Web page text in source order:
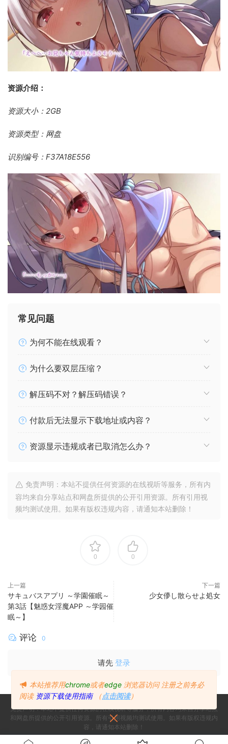
资源介绍：
资源大小：2GB
资源类型：网盘
识别编号：F37A18E556
常见问题
为何不能在线观看？
为什么要双层压缩？
解压码不对？解压码错误？
付款后无法显示下载地址或内容？
资源显示违规或者已取消怎么办？
免责声明：本站不提供任何资源的在线视听等服务，所有内
容均来自分享站点和网盘所提供的公开引用资源。所有引用视
频均测试使用。如果有版权违规内容，请通知本站删除！
0 0
上一篇
サキュバスアプリ ～学園催眠～
第3話【魅惑女淫魔APP ～学园催
眠～】
下一篇
少女儚し散らせよ処女
评论 0
请先 登录
免责声明：本站不提供任何资源的在线视听等服务，所有内容均来自分享站点
和网盘所提供的公开引用资源。所有引用视频均测试使用。如果有版权违规内
容，请通知本站删除！
本站推荐用chrome或者edge 浏览器访问 注册之前务必
阅读 资源下载使用指南 （点击阅读）